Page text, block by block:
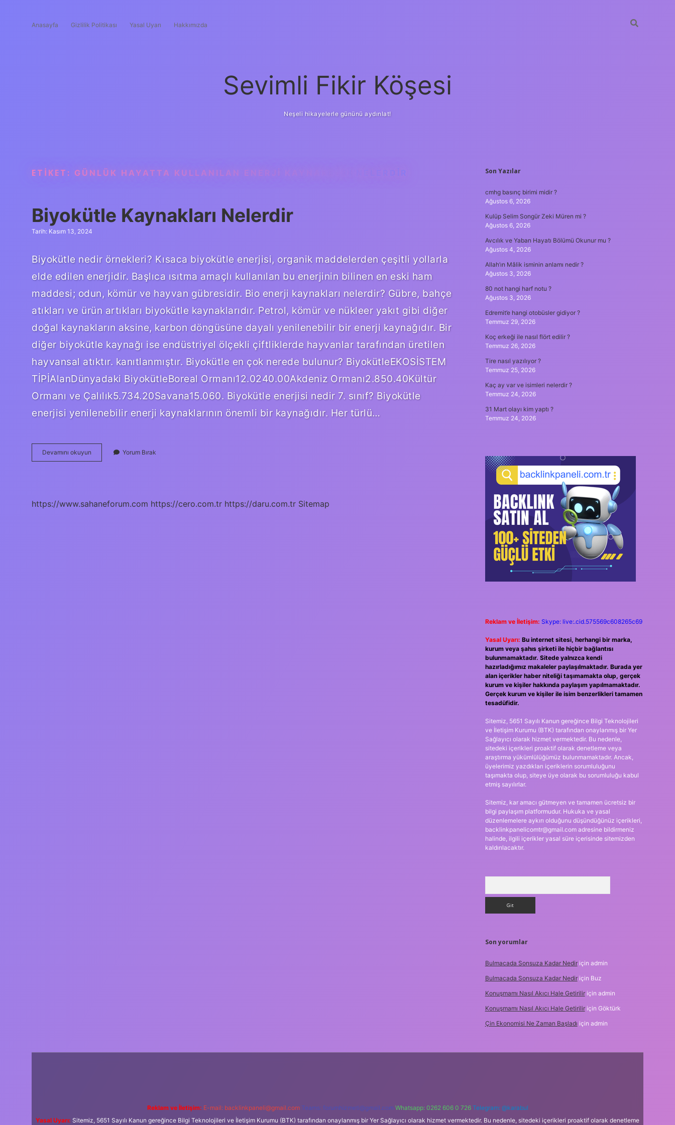
Anasayfa Gizlilik Politikası Yasal Uyarı Hakkımızda
Sevimli Fikir Köşesi
Neşeli hikayelerle gününü aydınlat!
ETIKET: GÜNLÜK HAYATTA KULLANILAN ENERJI KAYNAKLARI NELERDIR
Biyokütle Kaynakları Nelerdir
Tarih: Kasım 13, 2024
Biyokütle nedir örnekleri? Kısaca biyokütle enerjisi, organik maddelerden çeşitli yollarla
elde edilen enerjidir. Başlıca ısıtma amaçlı kullanılan bu enerjinin bilinen en eski ham
maddesi; odun, kömür ve hayvan gübresidir. Bio enerji kaynakları nelerdir? Gübre, bahçe
atıkları ve ürün artıkları biyokütle kaynaklarıdır. Petrol, kömür ve nükleer yakıt gibi diğer
doğal kaynakların aksine, karbon döngüsüne dayalı yenilenebilir bir enerji kaynağıdır. Bir
diğer biyokütle kaynağı ise endüstriyel ölçekli çiftliklerde hayvanlar tarafından üretilen
hayvansal atıktır. kanıtlanmıştır. Biyokütle en çok nerede bulunur? BiyokütleEKOSİSTEM
TİPİAlanDünyadaki BiyokütleBoreal Ormanı12.0240.00Akdeniz Ormanı2.850.40Kültür
Ormanı ve Çalılık5.734.20Savana15.060. Biyokütle enerjisi nedir 7. sınıf? Biyokütle
enerjisi yenilenebilir enerji kaynaklarının önemli bir kaynağıdır. Her türlü…
Devamını okuyun Biyokütle
Kaynakları
Yorum Bırak
https://www.sahaneforum.com https://cero.com.tr https://daru.com.tr Sitemap
SIDEBAR
Son Yazılar
cmhg basınç birimi midir ?
Ağustos 6, 2026
Kulüp Selim Songür Zeki Müren mi ?
Ağustos 6, 2026
Avcılık ve Yaban Hayatı Bölümü Okunur mu ?
Ağustos 4, 2026
Allah’ın Mâlik isminin anlamı nedir ?
Ağustos 3, 2026
80 not hangi harf notu ?
Ağustos 3, 2026
Edremit’e hangi otobüsler gidiyor ?
Temmuz 29, 2026
Koç erkeği ile nasıl flört edilir ?
Temmuz 26, 2026
Tire nasıl yazılıyor ?
Temmuz 25, 2026
Kaç ay var ve isimleri nelerdir ?
Temmuz 24, 2026
31 Mart olayı kim yaptı ?
Temmuz 24, 2026
Reklam ve İletişim: Skype: live:.cid.575569c608265c69
Yasal Uyarı: Bu internet sitesi, herhangi bir marka,
kurum veya şahıs şirketi ile hiçbir bağlantısı
bulunmamaktadır. Sitede yalnızca kendi
hazırladığımız makaleler paylaşılmaktadır. Burada yer
alan içerikler haber niteliği taşımamakta olup, gerçek
kurum ve kişiler hakkında paylaşım yapılmamaktadır.
Gerçek kurum ve kişiler ile isim benzerlikleri tamamen
tesadüfidir.
Sitemiz, 5651 Sayılı Kanun gereğince Bilgi Teknolojileri
ve İletişim Kurumu (BTK) tarafından onaylanmış bir Yer
Sağlayıcı olarak hizmet vermektedir. Bu nedenle,
sitedeki içerikleri proaktif olarak denetleme veya
araştırma yükümlülüğümüz bulunmamaktadır. Ancak,
üyelerimiz yazdıkları içeriklerin sorumluluğunu
taşımakta olup, siteye üye olarak bu sorumluluğu kabul
etmiş sayılırlar.
Sitemiz, kar amacı gütmeyen ve tamamen ücretsiz bir
bilgi paylaşım platformudur. Hukuka ve yasal
düzenlemelere aykırı olduğunu düşündüğünüz içerikleri,
backlinkpanelicomtr@gmail.comadresine bildirmeniz
halinde, ilgili içerikler yasal süre içerisinde sitemizden
kaldırılacaktır.
Son yorumlar
Bulmacada Sonsuza Kadar Nediriçin admin
Bulmacada Sonsuza Kadar Nediriçin Buz
Konuşmamı Nasıl Akıcı Hale Getiriliriçin admin
Konuşmamı Nasıl Akıcı Hale Getiriliriçin Göktürk
Çin Ekonomisi Ne Zaman Başladı için admin
Reklam ve İletişim: E-mail: backlinkpaneli@gmail.com Teams: forumhizmeti@gmail.com Whatsapp: 0262 606 0 726 Telegram: @karabul
Yasal Uyarı: Sitemiz, 5651 Sayılı Kanun gereğince Bilgi Teknolojileri ve İletişim Kurumu (BTK) tarafından onaylanmış bir Yer Sağlayıcı olarak hizmet vermektedir. Bu nedenle, sitedeki içerikleri proaktif olarak denetleme